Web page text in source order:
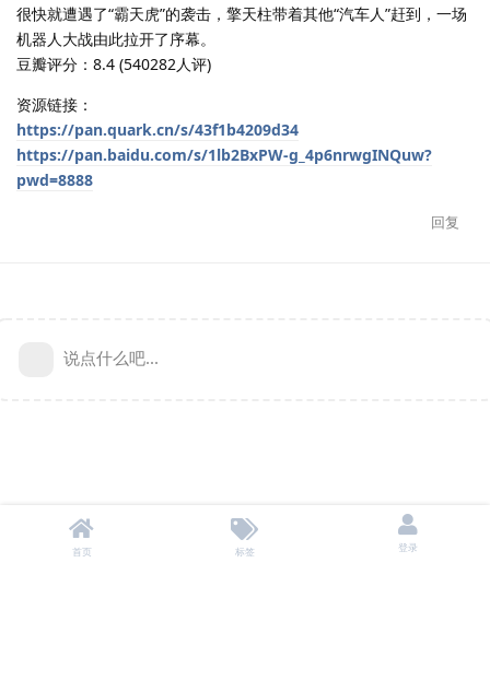
很快就遭遇了“霸天虎”的袭击，擎天柱带着其他“汽车人”赶到，一场
机器人大战由此拉开了序幕。
豆瓣评分：8.4 (540282人评)
资源链接：
https://pan.quark.cn/s/43f1b4209d34
https://pan.baidu.com/s/1lb2BxPW-g_4p6nrwgINQuw?
pwd=8888
回复
说点什么吧...
首页 标签 登录